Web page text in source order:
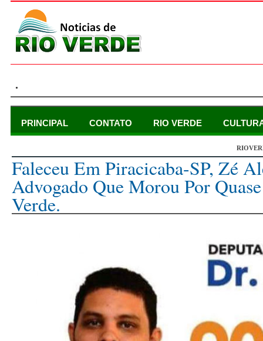
.
PRINCIPAL CONTATO RIO VERDE
Faleceu Em Piracicaba-SP, Zé
Advogado Que Morou Por
Verde.